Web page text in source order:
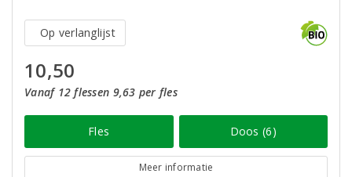
Op verlanglijst
10,50
Vanaf 12 flessen 9,63 per fles
Fles Doos (6)
Meer informatie